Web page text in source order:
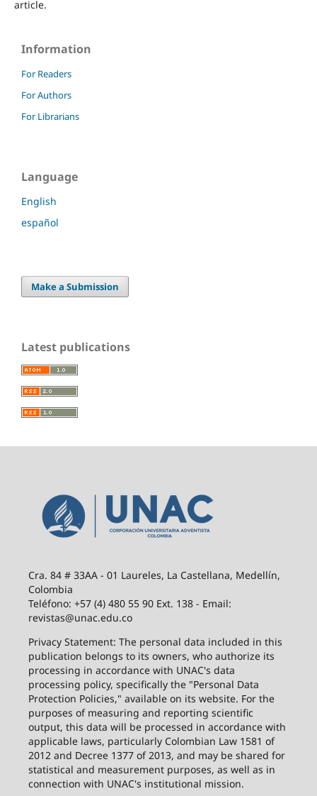
article.
Information
For Readers
For Authors
For Librarians
Language
English
español
Make a Submission
Latest publications
Cra. 84 # 33AA - 01 Laureles, La Castellana, Medellín,
Colombia
Teléfono: +57 (4) 480 55 90 Ext. 138 - Email:
revistas@unac.edu.co
Privacy Statement: The personal data included in this
publication belongs to its owners, who authorize its
processing in accordance with UNAC's data
processing policy, specifically the "Personal Data
Protection Policies," available on its website. For the
purposes of measuring and reporting scientific
output, this data will be processed in accordance with
applicable laws, particularly Colombian Law 1581 of
2012 and Decree 1377 of 2013, and may be shared for
statistical and measurement purposes, as well as in
connection with UNAC's institutional mission.